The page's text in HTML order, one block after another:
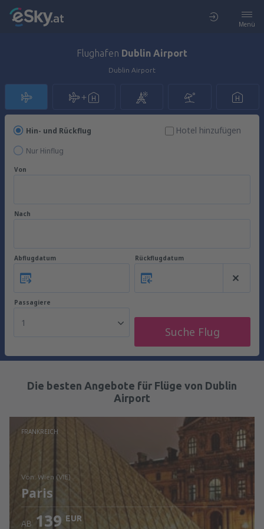
Menü
Flughafen Dublin Airport
Dublin Airport
Hin- und Rückflug
Nur Hinflug
Hotel hinzufügen
Von
Nach
Abflugdatum Rückflugdatum
Passagiere
1
Suche Flug
Die besten Angebote für Flüge von Dublin
Airport
FRANKREICH
von: Wien (VIE)
Paris
AB 139 EUR